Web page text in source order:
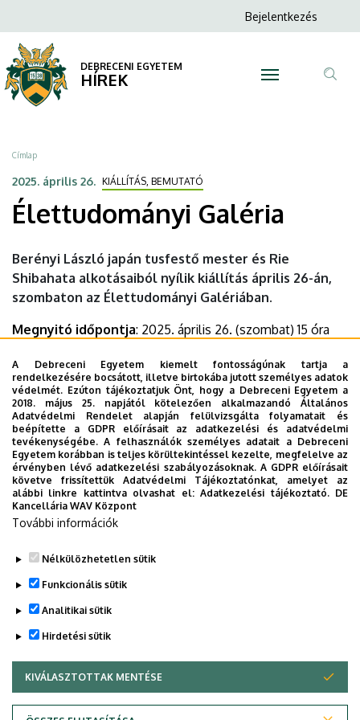
Galéria
|
DEBRECENI
EGYETEM
a
tartalomra
Anonim
menüje
Bejelentkezés
DEBRECENI EGYETEM
HÍREK
Morzsa
Címlap
2025. április 26. KIÁLLÍTÁS, BEMUTATÓ
Élettudományi Galéria
Berényi László japán tusfestő mester és Rie
Shibahata alkotásaiból nyílik kiállítás április 26-án,
szombaton az Élettudományi Galériában.
Megnyitó időpontja: 2025. április 26. (szombat) 15 óra
Élettudományi Központ Aula (Debrecen, Egyetem tér 1.)
Közreműködik: Jobbágy Bianka fuvolaművész
A kiállítás 2025. május 22-ig tekinthető meg.
Dokumentumok
Berényi László - Rie Shibahata kiállítás meghívó
(552.11 KB)
Last update: 2025. 04. 24. 10:58
A Debreceni Egyetem kiemelt fontosságúnak tartja a
rendelkezésére bocsátott, illetve birtokába jutott személyes adatok
védelmét. Ezúton tájékoztatjuk Önt, hogy a Debreceni Egyetem a
2018. május 25. napjától kötelezően alkalmazandó Általános
Adatvédelmi Rendelet alapján felülvizsgálta folyamatait és
beépítette a GDPR előírásait az adatkezelési és adatvédelmi
tevékenységébe. A felhasználók személyes adatait a Debreceni
Egyetem korábban is teljes körültekintéssel kezelte, megfelelve az
érvényben lévő adatkezelési szabályozásoknak. A GDPR előírásait
követve frissítettük Adatvédelmi Tájékoztatónkat, amelyet az
alábbi linkre kattintva olvashat el:Adatkezelési tájékoztató. DE
Kancellária WAV Központ
További információk
Nélkülözhetetlen sütik
Funkcionális sütik
Analitikai sütik
Hirdetési sütik
KIVÁLASZTOTTAK MENTÉSE
WITHDRAW CONSENT